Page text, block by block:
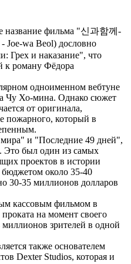
название фильма "신과함께-
Joe-wa Beol) дословно
Грех и наказание", что
к роману Фёдора
одноименном вебтуне
Чу Хо-мина. Однако сюжет
от оригинала,
пожарного, который в
и "Последние 49 дней",
Это был один из самых
проектов в истории
около 35-40
30-35 миллионов долларов
кассовым фильмом в
на момент своего
миллионов зрителей в одной
также основателем
Dexter Studios, которая и